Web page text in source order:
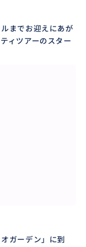
ー！】
ペソで1日遊
までお迎えにあが
ィツアーのスター
ガーデン」に到